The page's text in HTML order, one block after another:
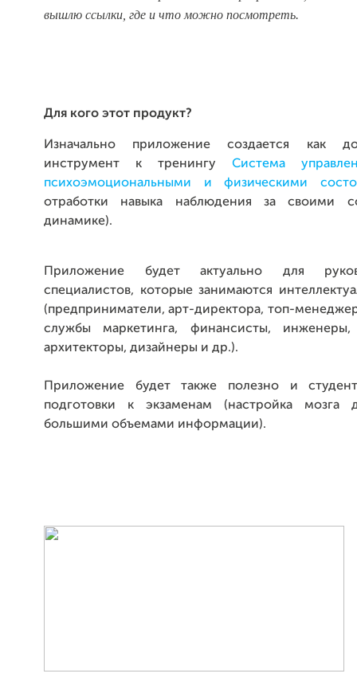
вышлю ссылки, где и что можно посмотреть.
Для кого этот продукт?
Изначально приложение создается как
инструмент к тренингу Система
психоэмоциональными и физическими
отработки навыка наблюдения за своими
динамике).
Приложение будет актуально для
специалистов, которые занимаются
(предприниматели, арт-директора, топ-
службы маркетинга, финансисты, инженеры,
архитекторы, дизайнеры и др.).
Приложение будет также полезно и
подготовки к экзаменам (настройка мозга
большими объемами информации).